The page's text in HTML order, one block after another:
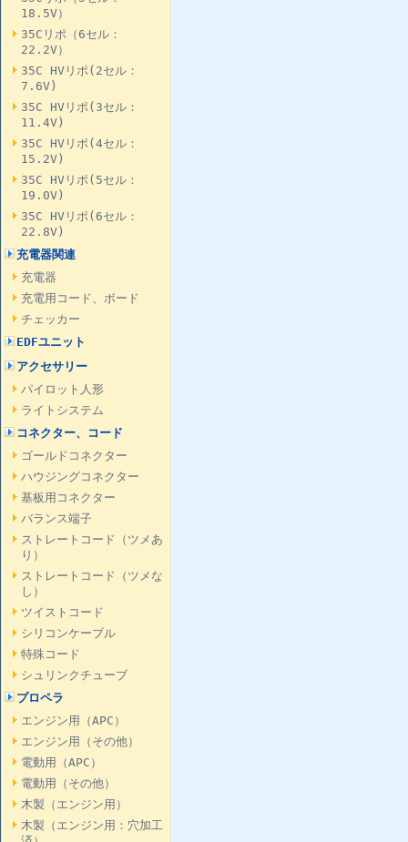
18.5V）
35Cリポ（6セル：
22.2V）
35C HVリポ(2セル：
7.6V)
35C HVリポ(3セル：
11.4V)
35C HVリポ(4セル：
15.2V)
35C HVリポ(5セル：
19.0V)
35C HVリポ(6セル：
22.8V)
充電器関連
充電器
充電用コード、ボード
チェッカー
EDFユニット
アクセサリー
パイロット人形
ライトシステム
コネクター、コード
ゴールドコネクター
ハウジングコネクター
基板用コネクター
バランス端子
ストレートコード（ツメあ
り）
ストレートコード（ツメな
し）
ツイストコード
シリコンケーブル
特殊コード
シュリンクチューブ
プロペラ
エンジン用（APC）
エンジン用（その他）
電動用（APC）
電動用（その他）
木製（エンジン用）
木製（エンジン用：穴加工